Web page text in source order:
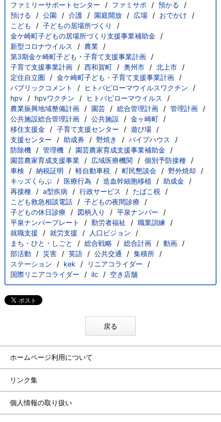
ファミリーサポートセンター
ファミサポ
預かる
預ける
公園 介護 園庭開放 広場
おでかけ
こども
子どもの居場所づくり
金ケ崎町子どもの居場所づくり支援事業補助金
新型コロナウイルス
農業
第3期金ケ崎町子ども・子育て支援事業計画
子育て支援事業計画
西和賀町 奥州市
北上市
定住自立圏
金ケ崎町子ども・子育て支援事業計画
パブリックコメント
ヒトパピローマウイルスワクチン
hpv
hpvワクチン
ヒトパピローマウイルス
農業振興地域整備計画
園芸 総合管理計画
管理計画
公共施設総合管理計画
公共施設
金ヶ崎町
移住支援金
子育て支援センター
遊び場
支援センター
助成券 野焼き
パイプハウス
防除機
管理機
園芸農家育成支援事業補助金
園芸農家育成支援事業
広域医療機関
個別予防接種
車検
納税証明 軽自動車税 町民懇談会
野外焼却
キッズくらぶ
医療行為 造血幹細胞移植
助成金
再接種
a型疾病 行政サービス
たばこ税
こども救急相談電話
子どもの夜間診療
子どもの休日診療
図柄入り
平泉ナンバー
平泉ナンバープレート
勤労者福祉
職業訓練
就職支援
就労支援
人口ビジョン
まち・ひと・しごと
総合戦略 総合計画
動画
部活動
災害 英語 公共交通
集積所
ステーション
kek
リニアコライダー
国際リニアコライダー
ilc 空き店舗
戻る
ホームページ利用について
リンク集
個人情報の取り扱い